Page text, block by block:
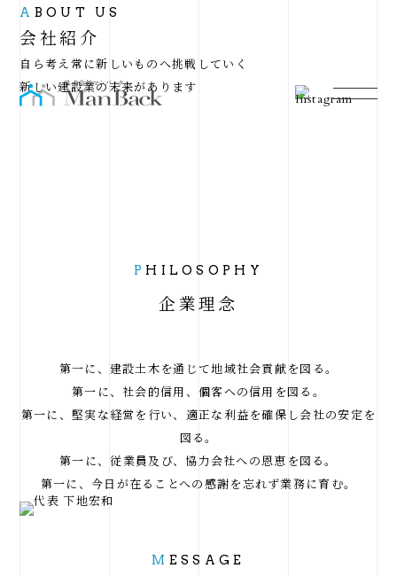
A BOUT US
会社紹介
自ら考え常に新しいものへ挑戦していく
新しい建設業の未来があります
P HILOSOPHY
企業理念
第一に、建設土木を通じて地域社会貢献を図る。
第一に、社会的信用、個客への信用を図る。
第一に、堅実な経営を行い、適正な利益を確保し会社の安定を
図る。
第一に、従業員及び、協力会社への恩恵を図る。
第一に、今日が在ることへの感謝を忘れず業務に育む。
M ESSAGE